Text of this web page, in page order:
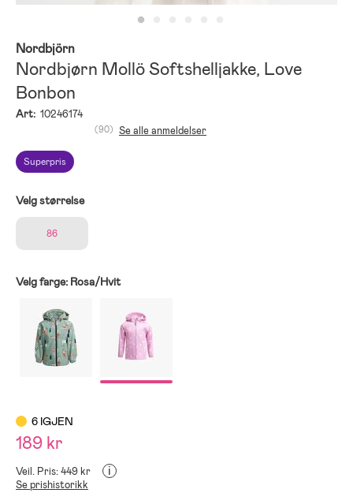
Nordbjörn
Nordbjørn Mollö Softshelljakke, Love
Bonbon
Art: 10246174
Superpris
(90) Se alle anmeldelser
Velg størrelse
86
Velg farge: Rosa/Hvit
6 IGJEN
189 kr
Veil. Pris: 449 kr i
Se prishistorikk